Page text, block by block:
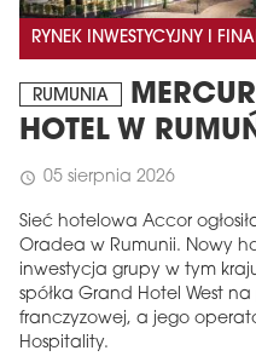
RYNEK INWESTYCYJNY I
RUMUNIA
HOTEL W
schedule 05 sierpnia 2026
Sieć hotelowa Accor
Oradea w Rumunii. Nowy
inwestycja grupy w tym
spółka Grand Hotel West
franczyzowej, a jego
Hospitality.